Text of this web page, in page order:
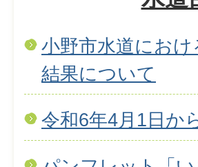
小野市水道にお
結果について
令和6年4月1日か